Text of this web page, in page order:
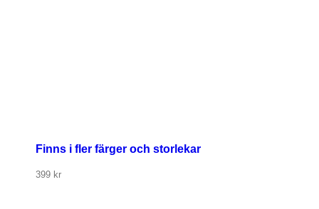
Finns i fler färger och storlekar
399 kr